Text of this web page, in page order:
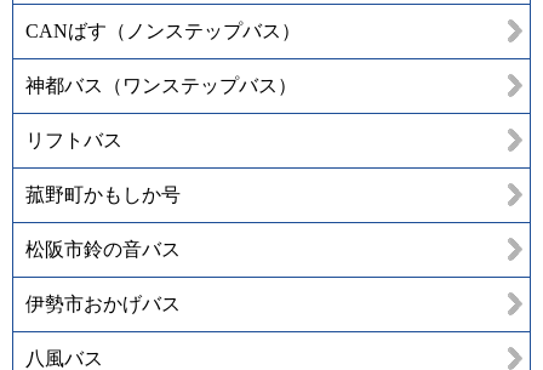
CANばす（ノンステップバス）
神都バス（ワンステップバス）
リフトバス
菰野町かもしか号
松阪市鈴の音バス
伊勢市おかげバス
八風バス